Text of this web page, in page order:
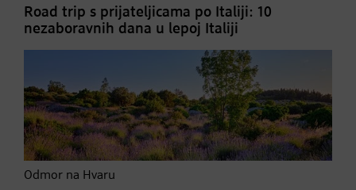
Road trip s prijateljicama po Italiji: 10
nezaboravnih dana u lepoj Italiji
Odmor na Hvaru